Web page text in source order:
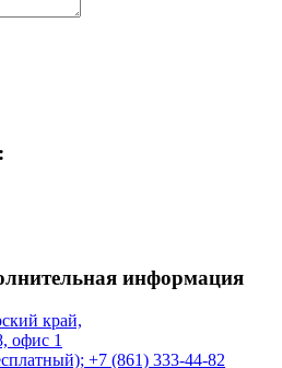
информация
край,
офис 1
+7 (861) 333-44-82